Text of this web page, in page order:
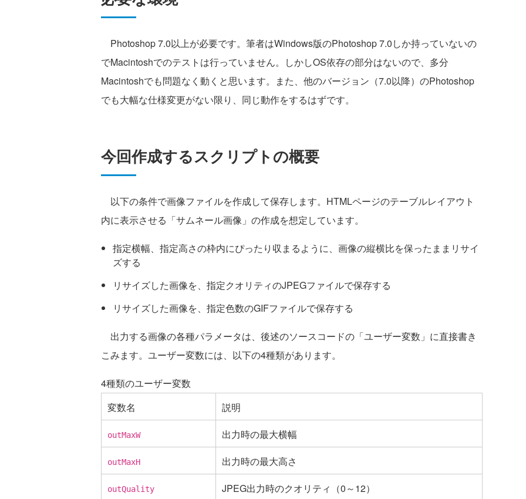
Photoshop 7.0以上が必要です。筆者はWindows版のPhotoshop 7.0しか持っていないの
でMacintoshでのテストは行っていません。しかしOS依存の部分はないので、多分
Macintoshでも問題なく動くと思います。また、他のバージョン（7.0以降）のPhotoshop
でも大幅な仕様変更がない限り、同じ動作をするはずです。
今回作成するスクリプトの概要
以下の条件で画像ファイルを作成して保存します。HTMLページのテーブルレイアウト
内に表示させる「サムネール画像」の作成を想定しています。
指定横幅、指定高さの枠内にぴったり収まるように、画像の縦横比を保ったままリサイ
ズする
リサイズした画像を、指定クオリティのJPEGファイルで保存する
リサイズした画像を、指定色数のGIFファイルで保存する
出力する画像の各種パラメータは、後述のソースコードの「ユーザー変数」に直接書き
こみます。ユーザー変数には、以下の4種類があります。
4種類のユーザー変数
変数名
説明
outMaxW 出力時の最大横幅
outMaxH 出力時の最大高さ
outQuality JPEG出力時のクオリティ（0～12）